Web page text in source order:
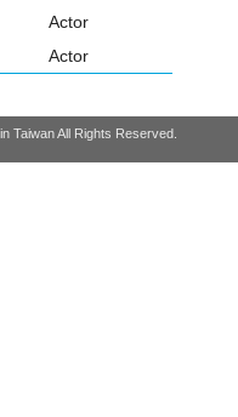
Actor
Actor
Taiwan All Rights Reserved.